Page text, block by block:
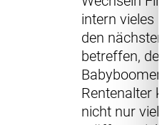
intern vieles
den
betreffen,
Rentenalter
nicht nur